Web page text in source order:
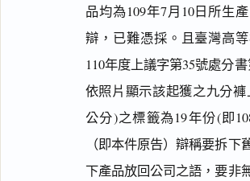
品均為109年7月10日所生
辯，已難憑採。且臺灣高
110年度上議字第35號處分
依照片顯示該起獲之九分褲
公分)之標籤為19年份(即
（即本件原告）辯稱要拆下
下產品放回公司之語，要非